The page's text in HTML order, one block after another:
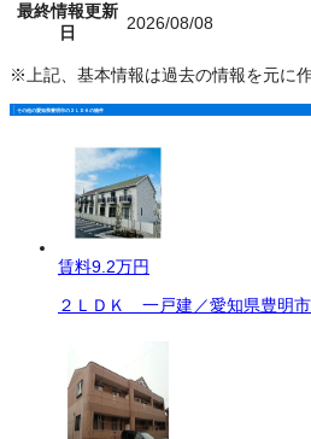
最終情報更新
日
2026/08/08
※上記、基本情報は過去の情報を元に
その他の愛知県豊明市の２ＬＤＫの物件
賃料9.2万円
２ＬＤＫ 一戸建／愛知県豊明